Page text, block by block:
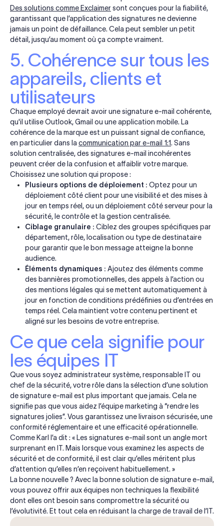
Des solutions comme Exclaimersont conçues pour la fiabilité,
garantissant que l’application des signatures ne devienne
jamais un point de défaillance. Cela peut sembler un petit
détail, jusqu’au moment où ça compte vraiment.
5. Cohérence sur tous les
appareils, clients et
utilisateurs
Chaque employé devrait avoir une signature e-mail cohérente,
qu'il utilise Outlook, Gmail ou une application mobile. La
cohérence de la marque est un puissant signal de confiance,
en particulier dans la communication par e-mail 1:1. Sans
solution centralisée, des signatures e-mail incohérentes
peuvent créer de la confusion et affaiblir votre marque.
Choisissez une solution qui propose :
Plusieurs options de déploiement : Optez pour un
déploiement côté client pour une visibilité et des mises à
jour en temps réel, ou un déploiement côté serveur pour la
sécurité, le contrôle et la gestion centralisée.
Ciblage granulaire : Ciblez des groupes spécifiques par
département, rôle, localisation ou type de destinataire
pour garantir que le bon message atteigne la bonne
audience.
Éléments dynamiques : Ajoutez des éléments comme
des bannières promotionnelles, des appels à l’action ou
des mentions légales qui se mettent automatiquement à
jour en fonction de conditions prédéfinies ou d’entrées en
temps réel. Cela maintient votre contenu pertinent et
aligné sur les besoins de votre entreprise.
Ce que cela signifie pour
les équipes IT
Que vous soyez administrateur système, responsable IT ou
chef de la sécurité, votre rôle dans la sélection d’une solution
de signature e-mail est plus important que jamais. Cela ne
signifie pas que vous aidez l’équipe marketing à “rendre les
signatures jolies”. Vous garantissez une livraison sécurisée, une
conformité réglementaire et une efficacité opérationnelle.
Comme Karl l’a dit : « Les signatures e-mail sont un angle mort
surprenant en IT. Mais lorsque vous examinez les aspects de
sécurité et de conformité, il est clair qu’elles méritent plus
d’attention qu’elles n’en reçoivent habituellement. »
La bonne nouvelle ? Avec la bonne solution de signature e-mail,
vous pouvez offrir aux équipes non techniques la flexibilité
dont elles ont besoin sans compromettre la sécurité ou
l’évolutivité. Et tout cela en réduisant la charge de travail de l’IT.